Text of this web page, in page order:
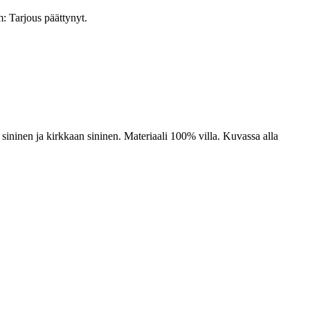
Tarjous päättynyt.
ja kirkkaan sininen. Materiaali 100% villa. Kuvassa alla